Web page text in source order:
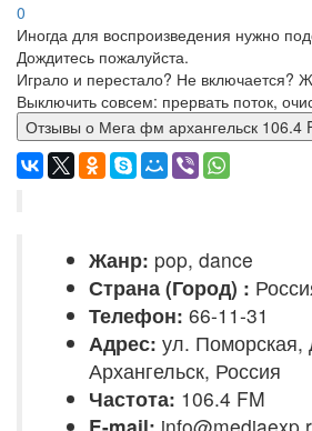
0
Иногда для воспроизведения нужно
Дождитесь пожалуйста.
Играло и перестало? Не включается?
Выключить совсем: прервать поток,
Отзывы о Мега фм архангельск 106.4
Жанр: pop, dance
Страна (Город) :
Телефон: 66-11-31
Адрес: ул. Поморская,
Архангельск, Россия
Частота: 106.4 FM